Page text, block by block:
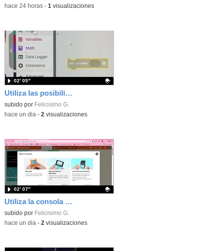
-hace 24 horas- 1 visualizaciones
Utiliza las posibilidades de tu microbit programando com MakeCode para medir temperatura y nivel de luz con Datalogger
Contenido educativo.
subido por Felicisimo G.
02′ 05″
-hace un dia - 2 visualizaciones
Utiliza la consola Mewbit de Kittenbot para llevar tus juegos arcade de MakeCode a tu mano
Contenido educativo.
subido por Felicisimo G.
02′ 07″
-hace un dia - 2 visualizaciones